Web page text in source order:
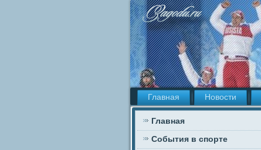
Главная Новости
Главная
События в спорте